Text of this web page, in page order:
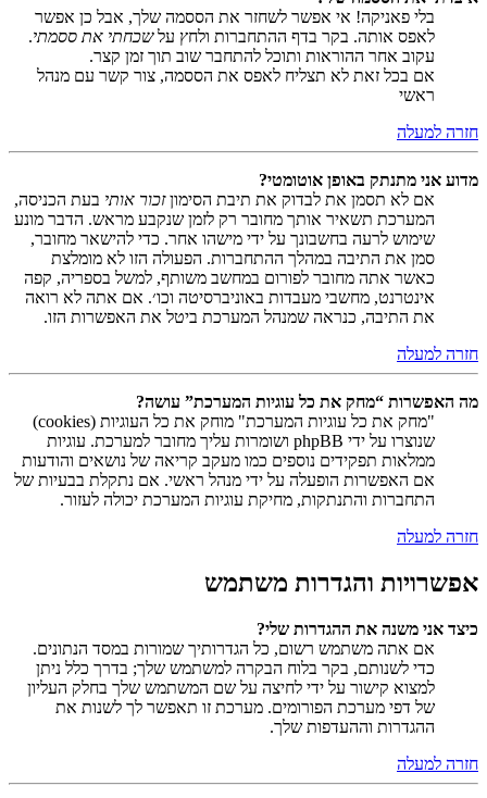
בלי פאניקה! אי אפשר לשחזר את הססמה שלך, אבל כן אפשר
לאפס אותה. בקר בדף ההתחברות ולחץ עלשכחתי את ססמתי.
עקוב אחר ההוראות ותוכל להתחבר שוב תוך זמן קצר.
אם בכל זאת לא תצליח לאפס את הססמה, צור קשר עם מנהל
ראשי
חזרה למעלה
מדוע אני מתנתק באופן אוטומטי?
אם לא תסמן את לבדוק את תיבת הסימוןזכור אותי בעת הכניסה,
המערכת תשאיר אותך מחובר רק לזמן שנקבע מראש. הדבר מונע
שימוש לרעה בחשבונך על ידי מישהו אחר. כדי להישאר מחובר,
סמן את התיבה במהלך ההתחברות. הפעולה הזו לא מומלצת
כאשר אתה מחובר לפורום במחשב משותף, למשל בספריה, קפה
אינטרנט, מחשבי מעבדות באוניברסיטה וכו׳. אם אתה לא רואה
את התיבה, כנראה שמנהל המערכת ביטל את האפשרות הזו.
חזרה למעלה
מה האפשרות “מחק את כל עוגיות המערכת” עושה?
"מחק את כל עוגיות המערכת" מוחק את כל העוגיות (cookies)
שנוצרו על ידי phpBB ושומרות עליך מחובר למערכת. עוגיות
ממלאות תפקידים נוספים כמו מעקב קריאה של נושאים והודעות
אם האפשרות הופעלה על ידי מנהל ראשי. אם נתקלת בבעיות של
התחברות והתנתקות, מחיקת עוגיות המערכת יכולה לעזור.
חזרה למעלה
אפשרויות והגדרות משתמש
כיצד אני משנה את ההגדרות שלי?
אם אתה משתמש רשום, כל הגדרותיך שמורות במסד הנתונים.
כדי לשנותם, בקר בלוח הבקרה למשתמש שלך; בדרך כלל ניתן
למצוא קישור על ידי לחיצה על שם המשתמש שלך בחלק העליון
של דפי מערכת הפורומים. מערכת זו תאפשר לך לשנות את
ההגדרות וההעדפות שלך.
חזרה למעלה